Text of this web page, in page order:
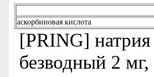
аскорбиновая кислота
[PRING] натрия
безводный 2